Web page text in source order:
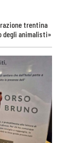
trentina
degli animalisti»